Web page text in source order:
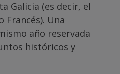
Galicia (es decir, el
Francés). Una
año reservada
históricos y